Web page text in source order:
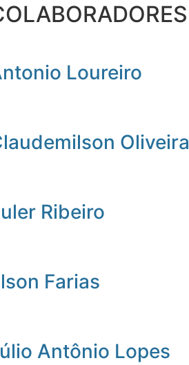
Loureiro
Oliveira
Ribeiro
Farias
Antônio Lopes